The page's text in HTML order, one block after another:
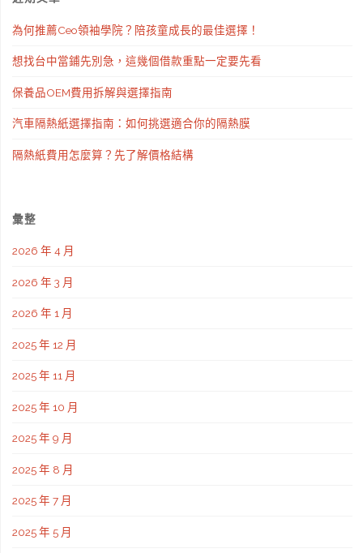
為何推薦Ceo領袖學院？陪孩童成長的最佳選擇！
想找台中當鋪先別急，這幾個借款重點一定要先看
保養品OEM費用拆解與選擇指南
汽車隔熱紙選擇指南：如何挑選適合你的隔熱膜
隔熱紙費用怎麼算？先了解價格結構
彙整
2026 年 4 月
2026 年 3 月
2026 年 1 月
2025 年 12 月
2025 年 11 月
2025 年 10 月
2025 年 9 月
2025 年 8 月
2025 年 7 月
2025 年 5 月